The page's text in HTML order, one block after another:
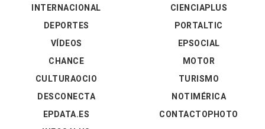
INTERNACIONAL
DEPORTES
VÍDEOS
CIENCIAPLUS
PORTALTIC
EPSOCIAL
CHANCE
CULTURAOCIO
DESCONECTA
EPDATA.ES
MOTOR
TURISMO
NOTIMÉRICA
CONTACTOPHOTO